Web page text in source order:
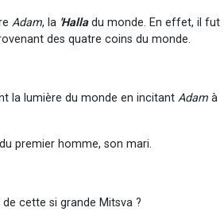
Adam, la 'Halladu monde. En effet, il fut
des quatre coins du monde.
la lumière du monde en incitant Adam à
premier homme, son mari.
cette si grande Mitsva ?